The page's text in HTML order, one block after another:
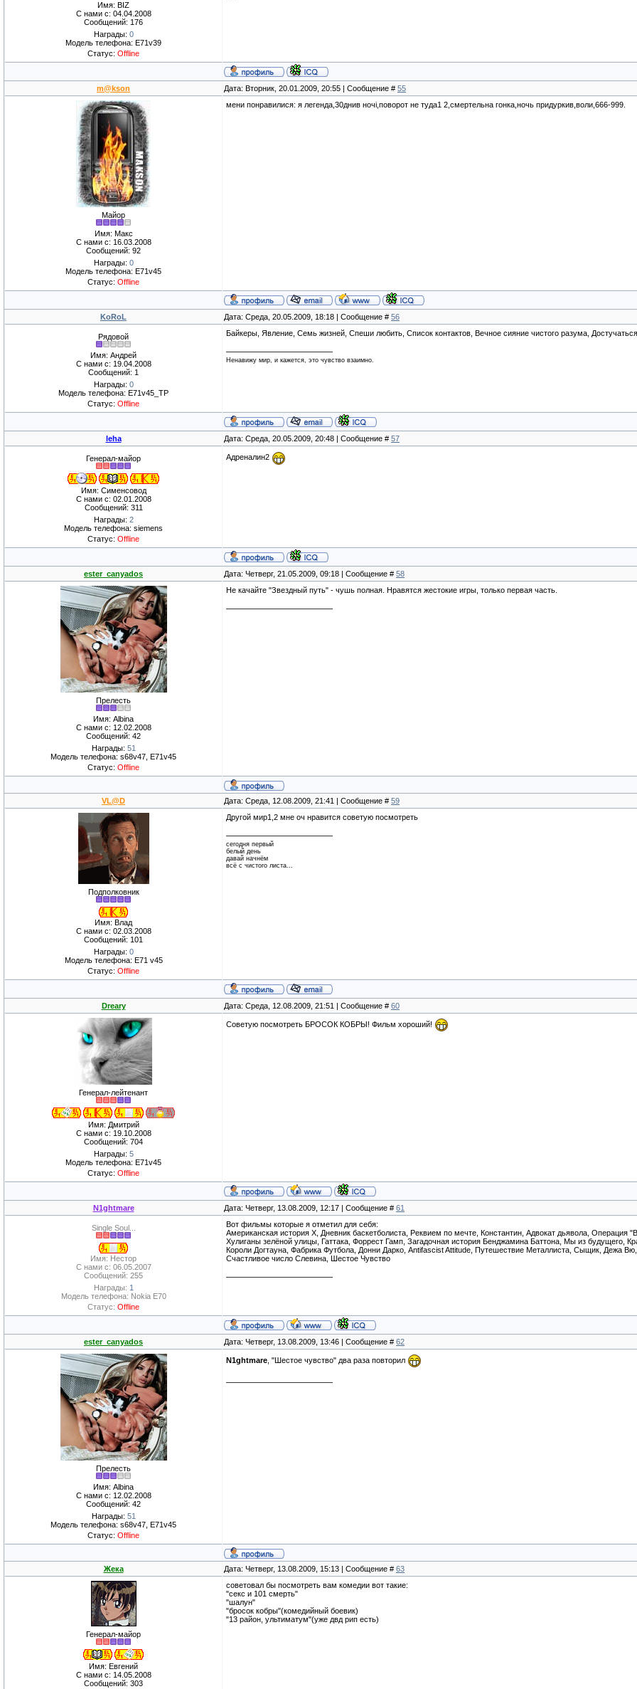
Имя: BIZ
С нами с: 04.04.2008
Сообщений: 176
Награды: 0
Модель телефона: E71v39
Статус: Offline
m@kson Дата: Вторник, 20.01.2009, 20:55 | Сообщение # 55
Майор
Имя: Макс
С нами с: 16.03.2008
Сообщений: 92
Награды: 0
Модель телефона: E71v45
Статус: Offline
мени понравилися: я легенда,30днив ночi,поворот не туда1 2,смертельна гонка,ночь придуркив,воли,666-999.
KoRoL Дата: Среда, 20.05.2009, 18:18 | Сообщение # 56
Рядовой
Имя: Андрей
С нами с: 19.04.2008
Сообщений: 1
Награды: 0
Модель телефона: E71v45_TP
Статус: Offline
Байкеры, Явление, Семь жизней, Спеши любить, Список контактов, Вечное сияние чистого разума,
Ненавижу мир, и кажется, это чувство взаимно.
leha Дата: Среда, 20.05.2009, 20:48 | Сообщение # 57
Генерал-майор
Имя: Сименсовод
С нами с: 02.01.2008
Сообщений: 311
Награды: 2
Модель телефона: siemens
Статус: Offline
Адреналин2
ester_canyados Дата: Четверг, 21.05.2009, 09:18 | Сообщение # 58
Прелесть
Имя: Albina
С нами с: 12.02.2008
Сообщений: 42
Награды: 51
Модель телефона: s68v47, E71v45
Статус: Offline
Не качайте "Звездный путь" - чушь полная. Нравятся жестокие игры, только первая часть.
VL@D Дата: Среда, 12.08.2009, 21:41 | Сообщение # 59
Подполковник
Имя: Влад
С нами с: 02.03.2008
Сообщений: 101
Награды: 0
Модель телефона: E71 v45
Статус: Offline
Другой мир1,2 мне оч нравится советую посмотреть
сегодня первый
белый день
давай начнём
всё с чистого листа...
Dreary Дата: Среда, 12.08.2009, 21:51 | Сообщение # 60
Генерал-лейтенант
Имя: Дмитрий
С нами с: 19.10.2008
Сообщений: 704
Награды: 5
Модель телефона: E71v45
Статус: Offline
Советую посмотреть БРОСОК КОБРЫ! Фильм хороший!
N1ghtmare Дата: Четверг, 13.08.2009, 12:17 | Сообщение # 61
Single Soul...
Имя: Нестор
С нами с: 06.05.2007
Сообщений: 255
Награды: 1
Модель телефона: Nokia E70
Статус: Offline
Вот фильмы которые я отметил для себя:
Американская история Х, Дневник баскетболиста, Реквием по мечте, Константин, Адвокат дьявола,
Хулиганы зелёной улицы, Гаттака, Форрест Гамп, Загадочная история Бенджамина Баттона, Мы из будущего,
Короли Догтауна, Фабрика Футбола, Донни Дарко, Antifascist Attitude, Путешествие Металлиста, Сыщик, Дежа
Счастливое число Слевина, Шестое Чувство
ester_canyados Дата: Четверг, 13.08.2009, 13:46 | Сообщение # 62
Прелесть
Имя: Albina
С нами с: 12.02.2008
Сообщений: 42
Награды: 51
Модель телефона: s68v47, E71v45
Статус: Offline
N1ghtmare , "Шестое чувство" два раза повторил
Жека Дата: Четверг, 13.08.2009, 15:13 | Сообщение # 63
Генерал-майор
Имя: Евгений
С нами с: 14.05.2008
Сообщений: 303
советовал бы посмотреть вам комедии вот такие:
"секс и 101 смерть"
"шалун"
"бросок кобры"(комедийный боевик)
"13 район, ультиматум"(уже двд рип есть)